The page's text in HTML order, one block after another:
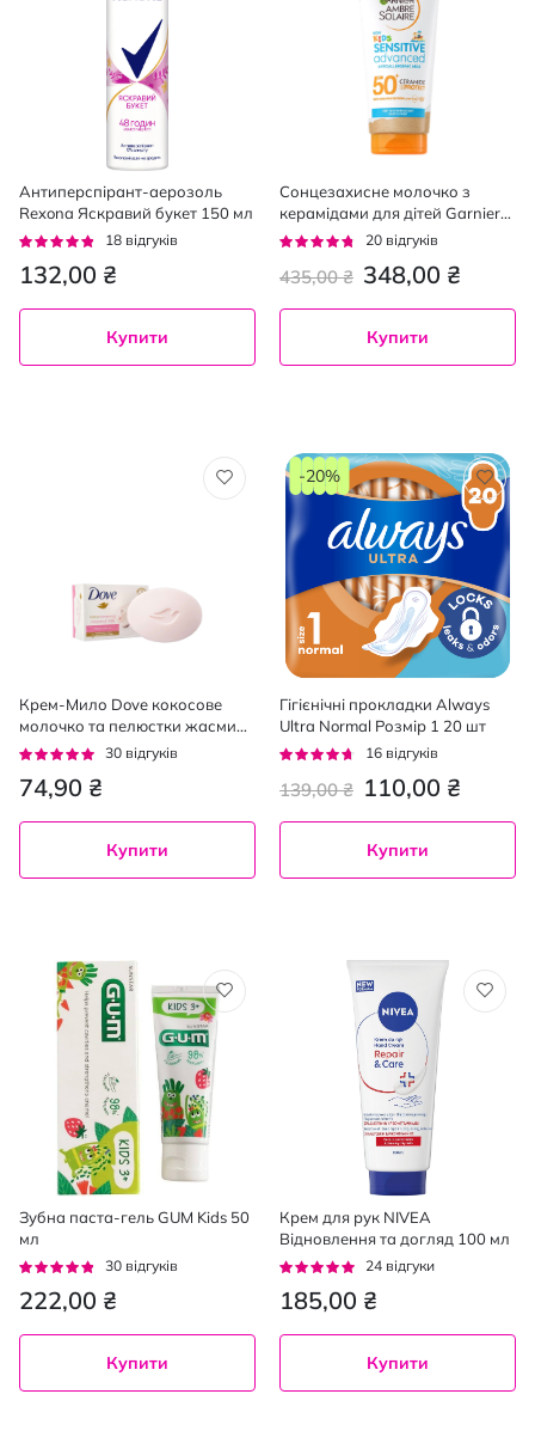
Антиперспірант-аерозоль
Rexona Яскравий букет 150 мл
Рейтинг:
18 відгуків
132,00 ₴
Купити
Сонцезахисне молочко з
керамідами для дітей Garnier
Ambre Solaire Kids SPF50, 175
Рейтинг:
20 відгуків
348,00 ₴
435,00 ₴
Купити
Крем-Мило Dove кокосове
молочко та пелюстки жасмину
135г
Рейтинг:
30 відгуків
74,90 ₴
Купити
Гігієнічні прокладки Always
Ultra Normal Розмір 1 20 шт
Рейтинг:
16 відгуків
110,00 ₴
139,00 ₴
-20%
Купити
Зубна паста-гель GUM Kids 50
мл
Рейтинг:
30 відгуків
222,00 ₴
Купити
Крем для рук NIVEA
Відновлення та догляд 100 мл
Рейтинг:
24 відгуки
185,00 ₴
Купити